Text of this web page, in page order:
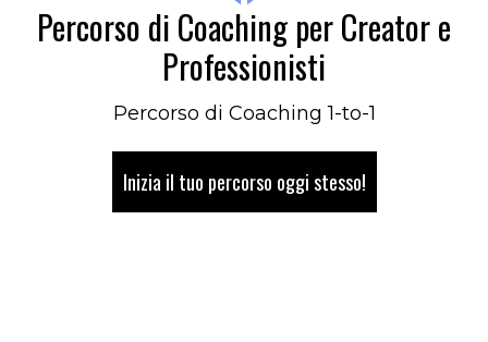
Percorso di Coaching per Creator e
Professionisti
Percorso di Coaching 1-to-1
Inizia il tuo percorso oggi stesso!